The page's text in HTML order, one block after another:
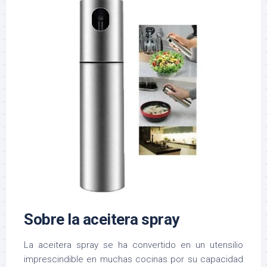
Sobre la aceitera spray
La aceitera spray se ha convertido en un utensilio
imprescindible en muchas cocinas por su capacidad